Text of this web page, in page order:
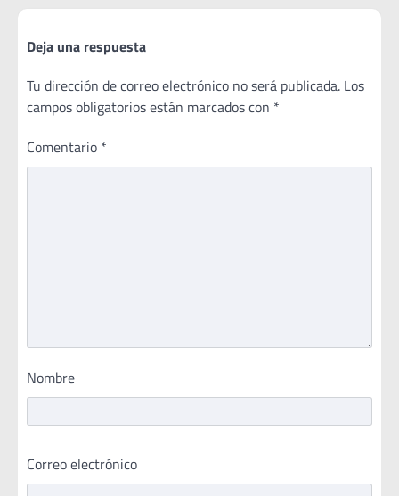
Deja una respuesta
Tu dirección de correo electrónico no será publicada. Los
campos obligatorios están marcados con *
Comentario *
Nombre
Correo electrónico